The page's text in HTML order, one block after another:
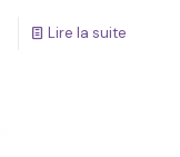
Lire la suite